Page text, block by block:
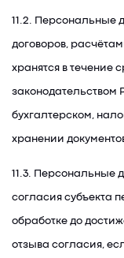
11.2. Персональные
договоров,
хранятся в течение
бухгалтерском,
хранении
11.3. Персональные
согласия субъекта
обработке до
отзыва согласия,